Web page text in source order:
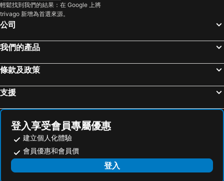
輕鬆找到我們的結果：在 Google 上將
trivago 新增為首選來源。
公司
我們的產品
條款及政策
支援
登入享受會員專屬優惠
建立個人化體驗
會員優惠和會員價
登入